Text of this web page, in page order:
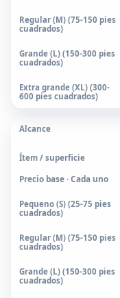
Precio base · Cada uno